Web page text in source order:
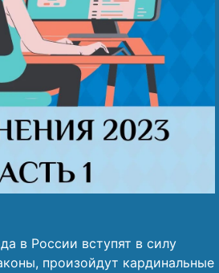
в России вступят в силу
произойдут кардинальные